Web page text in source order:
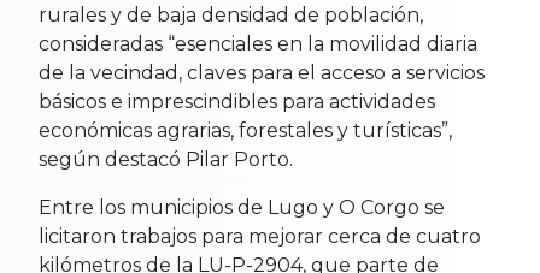
rurales y de baja densidad de población,
consideradas “esenciales en la movilidad diaria
de la vecindad, claves para el acceso a servicios
básicos e imprescindibles para actividades
económicas agrarias, forestales y turísticas”,
según destacó Pilar Porto.
Entre los municipios de Lugo y O Corgo se
licitaron trabajos para mejorar cerca de cuatro
kilómetros de la LU-P-2904, que parte de